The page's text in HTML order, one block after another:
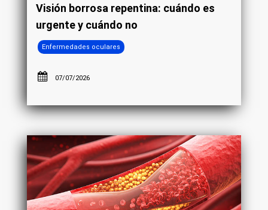
Visión borrosa repentina: cuándo es
urgente y cuándo no
Enfermedades oculares
07/07/2026